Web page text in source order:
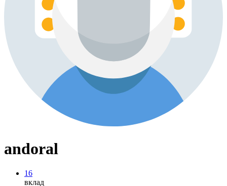
andoral
16
вклад